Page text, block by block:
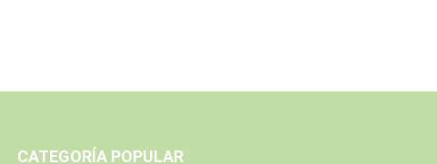
CATEGORÍA POPULAR